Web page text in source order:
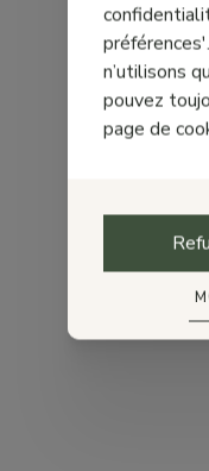
n’utilisons
pouvez
page de